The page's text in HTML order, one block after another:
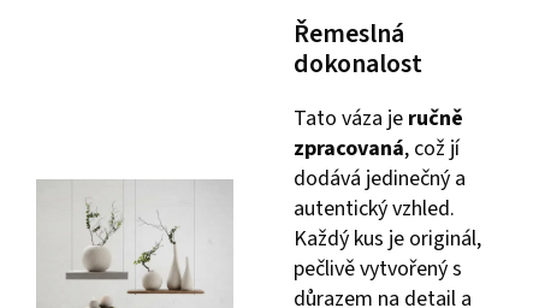
Řemeslná
dokonalost
Tato váza je ručně
zpracovaná, což jí
dodává jedinečný a
autentický vzhled.
Každý kus je originál,
pečlivě vytvořený s
důrazem na detail a